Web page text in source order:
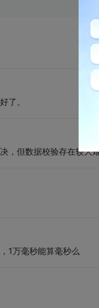
了。
，但数据校验存在较大
1万毫秒能算毫秒么